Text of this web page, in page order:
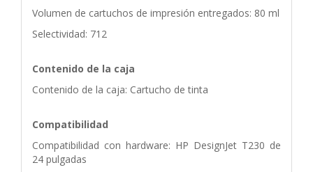
Volumen de cartuchos de impresión entregados: 80 ml
Selectividad: 712
Contenido de la caja
Contenido de la caja: Cartucho de tinta
Compatibilidad
Compatibilidad con hardware: HP DesignJet T230 de
24 pulgadas